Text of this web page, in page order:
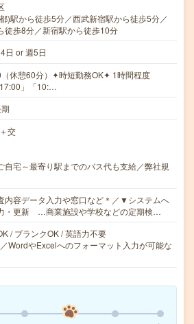
)駅から徒歩5分／西武新宿駅から徒歩5分／
徒歩8分／新宿駅から徒歩10分
日 or 週5日
休憩60分）✦時短勤務OK✦ 1時間程度
」「10:…
交
自宅～最寄り駅までのバス代も支給／弊社規
内容データ入力や窓口など＊／▼システムへ
・更新 …商業施設や学校などの定期検…
/ ブランクOK / 英語力不要
WordやExcelへのフォーマット入力が可能な